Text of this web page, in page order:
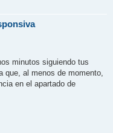
minutos siguiendo tus
que, al menos de momento,
en el apartado de